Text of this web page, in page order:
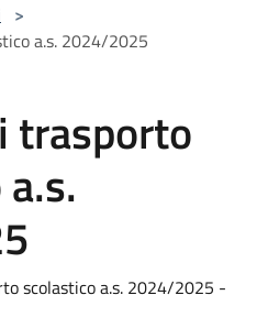
>
a.s. 2024/2025
trasporto
scolastico a.s. 2024/2025 -